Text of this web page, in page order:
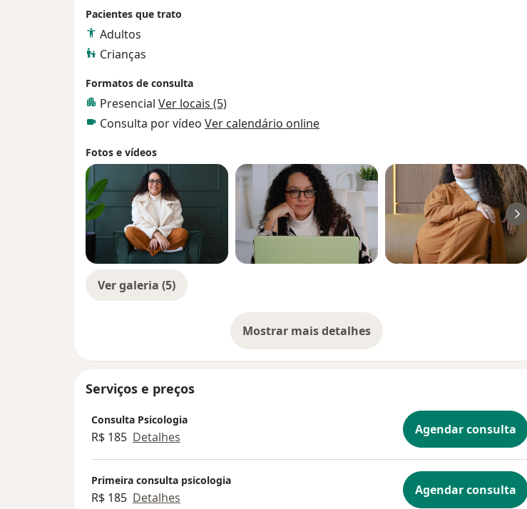
Pacientes que trato
Adultos
Crianças
Formatos de consulta
Presencial Ver locais (5)
Consulta por vídeo Ver calendário online
Fotos e vídeos
Ver galeria (5)
Mostrar mais detalhes
sobre a experiência
Serviços e preços
Consulta Psicologia
R$ 185 Detalhes Agendar consulta
Primeira consulta psicologia
R$ 185 Detalhes Agendar consulta